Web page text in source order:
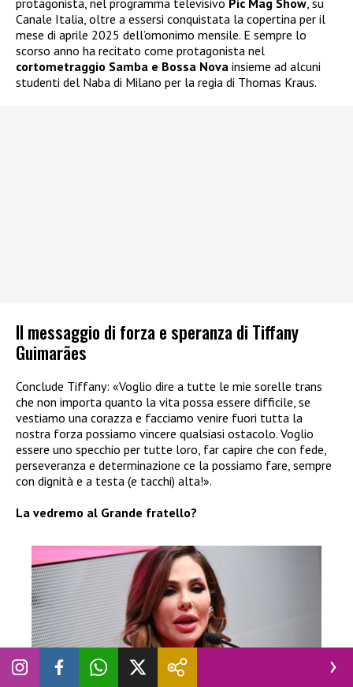
protagonista, nel programma televisivo Pic Mag Show, su
Canale Italia, oltre a essersi conquistata la copertina per il
mese di aprile 2025 dell’omonimo mensile. E sempre lo
scorso anno ha recitato come protagonista nel
cortometraggio Samba e Bossa Nova insieme ad alcuni
studenti del Naba di Milano per la regia di Thomas Kraus.
Il messaggio di forza e speranza di Tiffany
Guimarães
Conclude Tiffany: «Voglio dire a tutte le mie sorelle trans
che non importa quanto la vita possa essere difficile, se
vestiamo una corazza e facciamo venire fuori tutta la
nostra forza possiamo vincere qualsiasi ostacolo. Voglio
essere uno specchio per tutte loro, far capire che con fede,
perseveranza e determinazione ce la possiamo fare, sempre
con dignità e a testa (e tacchi) alta!».
La vedremo al Grande fratello?